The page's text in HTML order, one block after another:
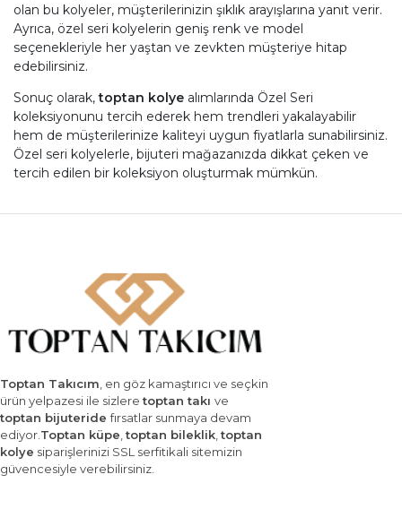
olan bu kolyeler, müşterilerinizin şıklık arayışlarına yanıt verir.
Ayrıca, özel seri kolyelerin geniş renk ve model
seçenekleriyle her yaştan ve zevkten müşteriye hitap
edebilirsiniz.
Sonuç olarak,toptan kolye alımlarında Özel Seri
koleksiyonunu tercih ederek hem trendleri yakalayabilir
hem de müşterilerinize kaliteyi uygun fiyatlarla sunabilirsiniz.
Özel seri kolyelerle, bijuteri mağazanızda dikkat çeken ve
tercih edilen bir koleksiyon oluşturmak mümkün.
Toptan Takıcım , en göz kamaştırıcı ve seçkin
ürün yelpazesi ile sizleretoptan takı ve
toptan bijuteridefırsatlar sunmaya devam
ediyor. Toptan küpe ,toptan bileklik ,toptan
kolye siparişlerinizi SSL serfitikali sitemizin
güvencesiyle verebilirsiniz.